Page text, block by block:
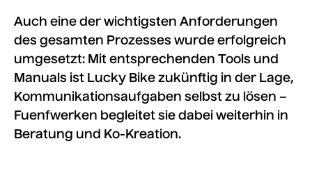
Auch eine der wichtigsten Anforderungen
des gesamten Prozesses wurde erfolgreich
umgesetzt: Mit entsprechenden Tools und
Manuals ist Lucky Bike zukünftig in der Lage,
Kommunikationsaufgaben selbst zu lösen –
Fuenfwerken begleitet sie dabei weiterhin in
Beratung und Ko-Kreation.